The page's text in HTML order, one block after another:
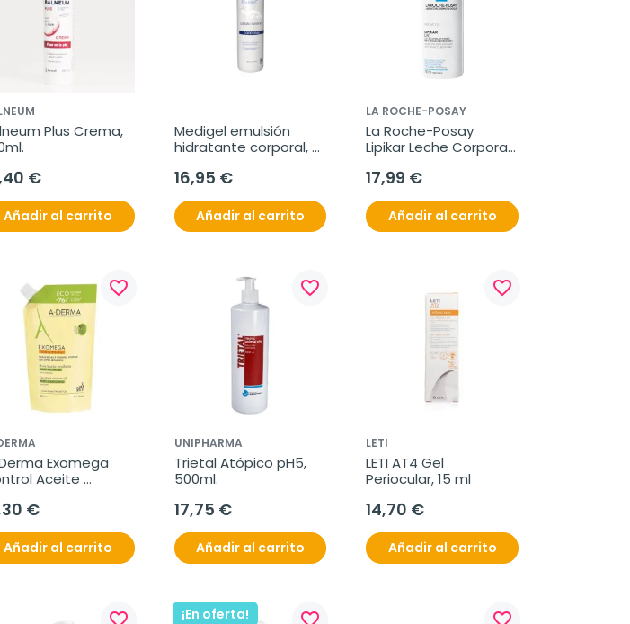
Plus Crema,
€
Añadir al carrito
Medigel emulsión
hidratante corporal,
16,95 €
Añadir al carrito
LA ROCHE-POSAY
La Roche-Posay
Lipikar Leche Corporal,
17,99 €
Añadir al carrito
favorite_border
Exomega
Aceite
500 ml
€
Añadir al carrito
favorite_border
UNIPHARMA
Trietal Atópico pH5,
500ml.
17,75 €
Añadir al carrito
favorite_border
LETI
LETI AT4 Gel
Periocular, 15 ml
14,70 €
Añadir al carrito
favorite_border ¡En oferta! favorite_border favorite_border